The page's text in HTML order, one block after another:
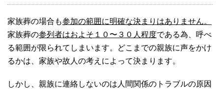
家族葬の場合も参加の範囲に明確な決まりはありません。
家族葬の参列者はおよそ１０〜３０人程度である為、呼べ
る範囲が限られてしまいます。どこまでの親族に声をかけ
るかは、家族や故人の考えによって決まります。
しかし、親族に連絡しないのは人間関係のトラブルの原因